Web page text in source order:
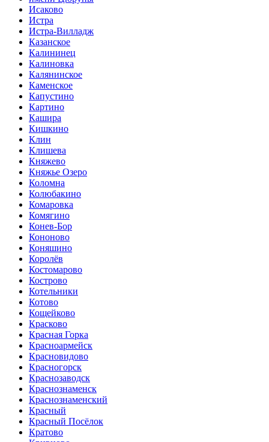
Исаково
Истра
Истра-Вилладж
Казанское
Калининец
Калиновка
Калянинское
Каменское
Капустино
Картино
Кашира
Кишкино
Клин
Клишева
Княжево
Княжье Озеро
Коломна
Колюбакино
Комаровка
Комягино
Конев-Бор
Кононово
Коняшино
Королёв
Костомарово
Кострово
Котельники
Котово
Кощейково
Красково
Красная Горка
Красноармейск
Красновидово
Красногорск
Краснозаводск
Краснознаменск
Краснознаменский
Красный
Красный Посёлок
Кратово